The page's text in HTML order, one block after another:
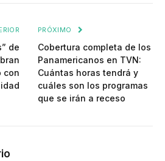
de
con
PRÓXIMO
Cobertura completa de los
Panamericanos en TVN:
Cuántas horas tendrá y
cuáles son los programas
que se irán a receso